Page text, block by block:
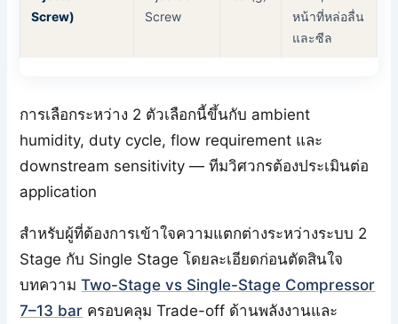
Screw)
Screw
หน้าที่หล่อลื่น
และซีล
การเลือกระหว่าง 2 ตัวเลือกนี้ขึ้นกับ ambient
humidity, duty cycle, flow requirement และ
downstream sensitivity — ทีมวิศวกรต้องประเมินต่อ
application
สำหรับผู้ที่ต้องการเข้าใจความแตกต่างระหว่างระบบ 2
Stage กับ Single Stage โดยละเอียดก่อนตัดสินใจ
บทความTwo-Stage vs Single-Stage Compressor
7–13 bar ครอบคลุม Trade-off ด้านพลังงานและ